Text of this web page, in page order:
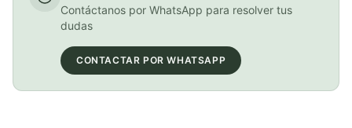
Contáctanos por WhatsApp para resolver tus
dudas
CONTACTAR POR WHATSAPP